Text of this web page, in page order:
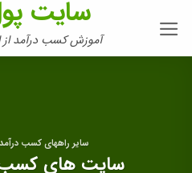
سایت
آموزش کسب درآمد از
سایر راههای کسب
سایت های کسب